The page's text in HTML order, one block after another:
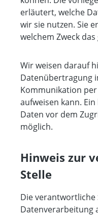
erläutert, welche
wir sie nutzen. Sie
welchem Zweck
Wir weisen darauf
Datenübertragung
Kommunikation
aufweisen kann.
Daten vor dem
möglich.
Hinweis zur
Stelle
Die verantwortliche
Datenverarbeitung